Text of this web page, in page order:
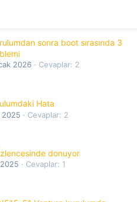
sonra boot sırasında 3
2026
Cevaplar: 2
Hata
2025
Cevaplar: 2
donuyor
Cevaplar: 1